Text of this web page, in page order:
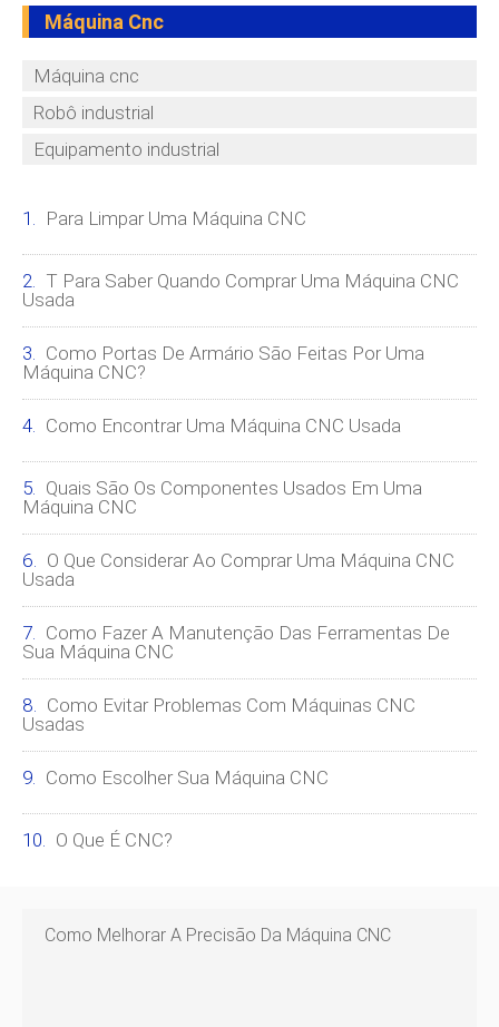
Máquina Cnc
Máquina cnc
Robô industrial
Equipamento industrial
Para Limpar Uma Máquina CNC
T Para Saber Quando Comprar Uma Máquina CNC
Usada
Como Portas De Armário São Feitas Por Uma
Máquina CNC?
Como Encontrar Uma Máquina CNC Usada
Quais São Os Componentes Usados ​​em Uma
Máquina CNC
O Que Considerar Ao Comprar Uma Máquina CNC
Usada
Como Fazer A Manutenção Das Ferramentas De
Sua Máquina CNC
Como Evitar Problemas Com Máquinas CNC
Usadas
Como Escolher Sua Máquina CNC
O Que É CNC?
Como Melhorar A Precisão Da Máquina CNC